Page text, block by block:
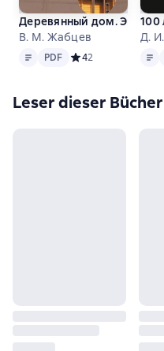
Деревянный дом.
В. М. Жабцев
Text PDF
PDF Средний рейтинг 4
42
100
Д.
Text
Leser dieser